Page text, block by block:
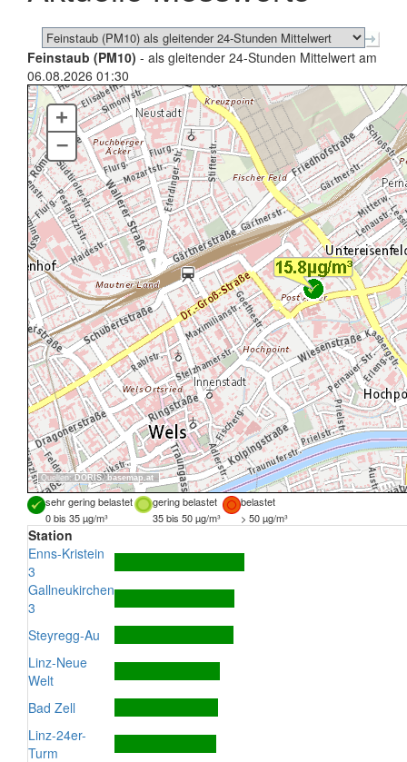
Feinstaub (PM10) - als gleitender 24-Stunden Mittelwert am
06.08.2026 01:30
Quellen: DORIS, basemap.at
+
–
sehr gering belastet gering belastet
belastet
0 bis 35 µg/m³
35 bis 50 µg/m³ > 50 µg/m³
Station
Enns-Kristein
3
Gallneukirchen
3
Steyregg-Au
Linz-Neue
Welt
Bad Zell
Linz-24er-
Turm